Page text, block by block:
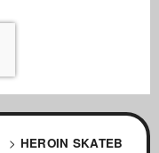
> HEROIN SKATEB